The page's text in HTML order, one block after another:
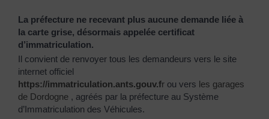
La préfecture ne recevant plus aucune demande liée à
la carte grise, désormais appelée certificat
d’immatriculation.
Il convient de renvoyer tous les demandeurs vers le site
internet officiel
https://immatriculation.ants.gouv.fr ou vers les garages
de Dordogne , agréés par la préfecture au Système
d’Immatriculation des Véhicules.